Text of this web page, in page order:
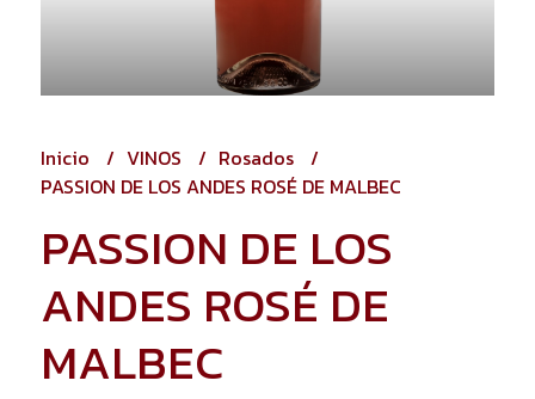
Inicio VINOS
Rosados
PASSION DE LOS ANDES ROSÉ DE MALBEC
PASSION DE LOS
ANDES ROSÉ DE
MALBEC